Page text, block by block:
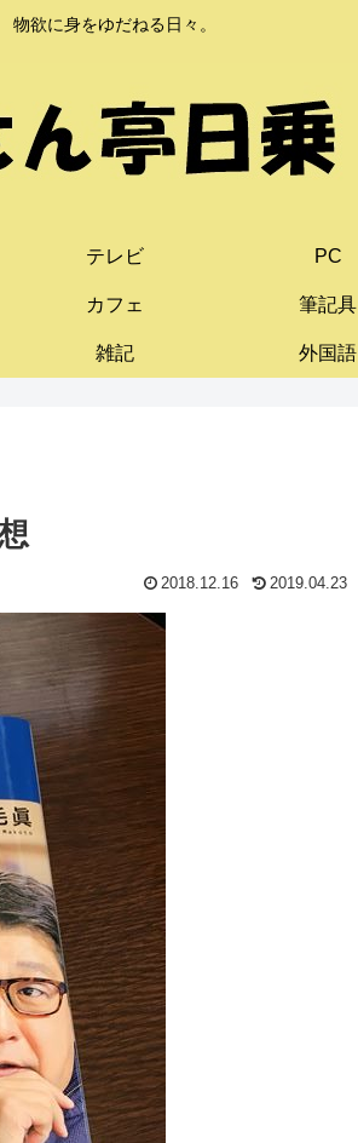
物欲に身をゆだねる日々。
テレビ PC
カフェ 筆記具
雑記 外国語
2018.12.16 2019.04.23